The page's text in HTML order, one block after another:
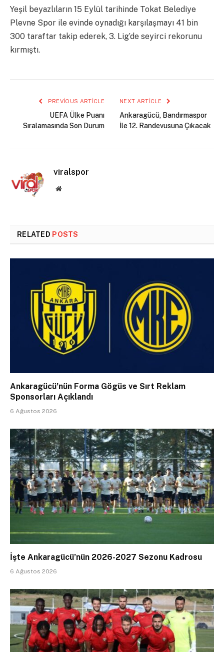
Yeşil beyazlıların 15 Eylül tarihinde Tokat Belediye
Plevne Spor ile evinde oynadığı karşılaşmayı 41 bin
300 taraftar takip ederek, 3. Lig’de seyirci rekorunu
kırmıştı.
PREVIOUS ARTICLE
UEFA Ülke Puanı
Sıralamasında Son Durum
NEXT ARTICLE
Ankaragücü, Bandırmaspor
İle 12. Randevusuna Çıkacak
viralspor
Website
RELATED POSTS
Ankaragücü’nün Forma Gögüs ve Sırt Reklam
Sponsorları Açıklandı
6 Ağustos 2026
İşte Ankaragücü’nün 2026-2027 Sezonu Kadrosu
6 Ağustos 2026